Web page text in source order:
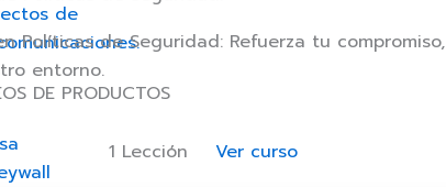
de
DE PRODUCTOS
Políticas de Seguridad: Refuerza tu compromiso,
entorno.
1 Lección Ver curso